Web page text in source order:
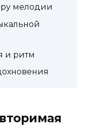
мелодии
и ритм